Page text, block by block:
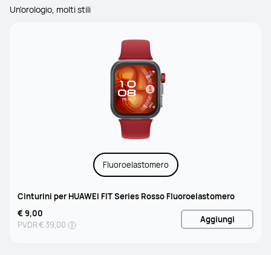
Un'orologio, molti stili
Fluoroelastomero
Cinturini per HUAWEI FIT Series Rosso Fluoroelastomero
€ 9,00
PVDR€ 39,00 Aggiungi